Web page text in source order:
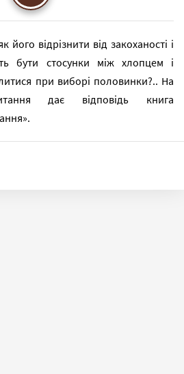
його відрізнити від закоханості і
бути стосунки між хлопцем і
при виборі половинки?.. На
дає відповідь книга